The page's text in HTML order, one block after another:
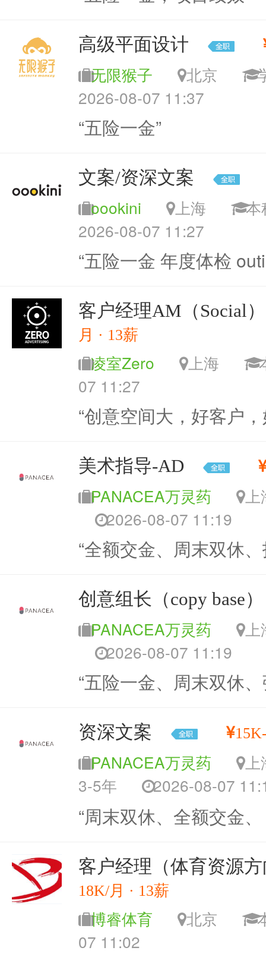
高级平面设计
无限猴子 北京
2026-08-07 11:37
“五险一金”
文案/资深文案
oookini 上海
2026-08-07 11:27
“五险一金 年度体检
客户经理AM（Social）
月 · 13薪
凌室Zero 上海
07 11:27
“创意空间大，好客户
美术指导-AD
PANACEA万灵药
2026-08-07 11:19
“全额交金、周末双休
创意组长（copy base）
PANACEA万灵药
2026-08-07 11:19
“五险一金、周末双休
资深文案
PANACEA万灵药
3-5年
2026-08-07
“周末双休、全额交金
客户经理（体育资源
18K/月 · 13薪
博睿体育 北京
07 11:02